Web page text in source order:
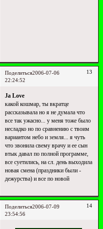
Поделиться 13
2006-07-06
22:24:52
Ja Love
какой кошмар, ты вкратце
рассказывала но я не думала что
все так ужасно... у меня тоже было
несладко но по сравнению с твоим
вариантом небо и земля... я чуть
что звонила свему врачу и ее сын
втык давал по полной программе,
все суетились, на сл. день выходила
новая смена (праздники были -
дежурства) и все по новой
Поделиться 14
2006-07-09
23:54:56